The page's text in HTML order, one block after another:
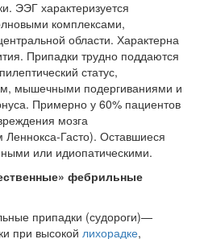
с детьми в
Соответствующий
законопроект внесен в
палату на
рассмотрение. Суть его
заключается в
нахождении одного из
больничной палате
срока лечения...
ЭЭГ характеризуется
комплексами,
области. Ха­рактерна
Припадки трудно поддаются
статус,
мышечны­ми подергиваниями и
Примерно у 60% пациентов
мозга
Гасто). Оставшиеся
или идиопатическими.
фебрильные
припадки (судороги)—
при высокой лихорадке,